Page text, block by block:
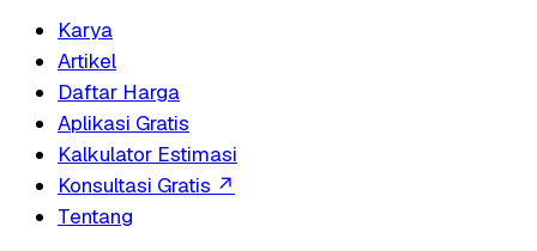
Karya
Artikel
Daftar Harga
Aplikasi Gratis
Kalkulator Estimasi
Konsultasi Gratis ↗
Tentang